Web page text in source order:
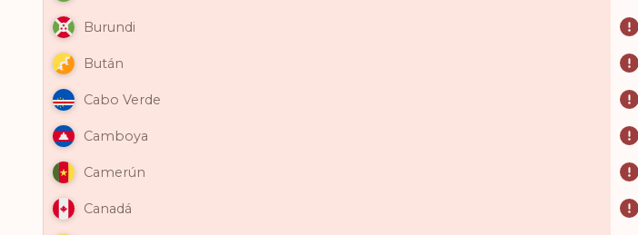
Burundi
Bután
Cabo Verde
Camboya
Camerún
Canadá